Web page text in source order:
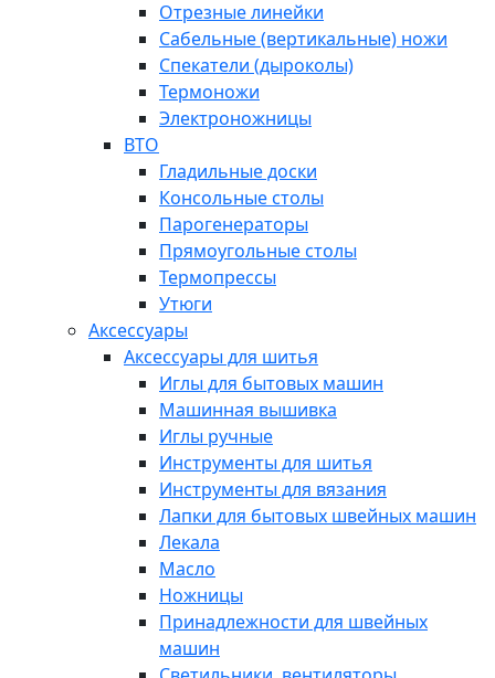
Отрезные линейки
Сабельные (вертикальные) ножи
Спекатели (дыроколы)
Термоножи
Электроножницы
ВТО
Гладильные доски
Консольные столы
Парогенераторы
Прямоугольные столы
Термопрессы
Утюги
Аксессуары
Аксессуары для шитья
Иглы для бытовых машин
Машинная вышивка
Иглы ручные
Инструменты для шитья
Инструменты для вязания
Лапки для бытовых швейных машин
Лекала
Масло
Ножницы
Принадлежности для швейных
машин